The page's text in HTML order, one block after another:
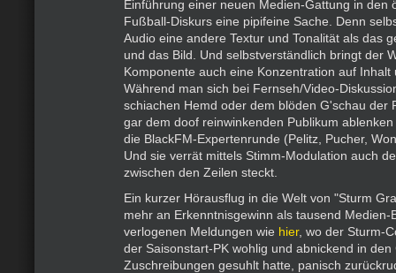
Einführung einer neuen Medien-Gattung in den
Fußball-Diskurs eine pipifeine Sache. Denn
Audio eine andere Textur und Tonalität als das
und das Bild. Und selbstverständlich bringt der
Komponente auch eine Konzentration auf Inhalt
Während man sich bei Fernseh/Video-
schiachen Hemd oder dem blöden G'schau der
gar dem doof reinwinkenden Publikum
die BlackFM-Expertenrunde (Pelitz, Pucher,
Und sie verrät mittels Stimm-Modulation auch
zwischen den Zeilen steckt.
Ein kurzer Hörausflug in die Welt von "Sturm
mehr an Erkenntnisgewinn als tausend Medien-
verlogenen Meldungen wie hier, wo der Sturm-
der Saisonstart-PK wohlig und abnickend in
Zuschreibungen gesuhlt hatte, panisch